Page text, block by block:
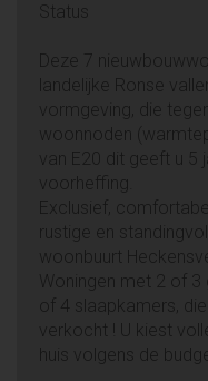
Status
Deze 7
landelijke Ronse
vormgeving, die
woonnoden
van E20 dit geeft u 5
voorheffing.
Exclusief,
rustige en
woonbuurt
Woningen met 2 of 3
of 4 slaapkamers,
verkocht ! U kiest
huis volgens de